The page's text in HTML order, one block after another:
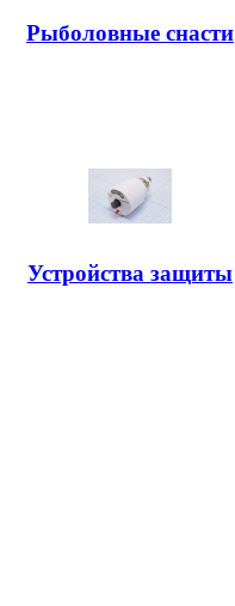
Рыболовные снасти
Устройства защиты